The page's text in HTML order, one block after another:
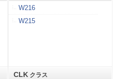
W216
W215
CLK クラス